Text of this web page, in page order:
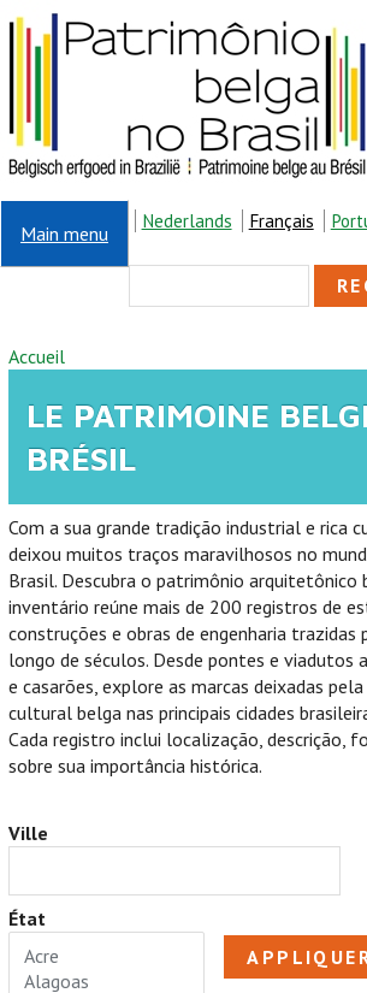
Aller au contenu principal
Main menu
Nederlands Français
VOUS ÊTES ICI
Accueil
LE PATRIMOINE
BRÉSIL
Com a sua grande tradição industrial e rica
deixou muitos traços maravilhosos no
Brasil. Descubra o patrimônio arquitetônico
inventário reúne mais de 200 registros de
construções e obras de engenharia trazidas
longo de séculos. Desde pontes e viadutos
e casarões, explore as marcas deixadas
cultural belga nas principais cidades
Cada registro inclui localização, descrição,
sobre sua importância histórica.
Ville
État